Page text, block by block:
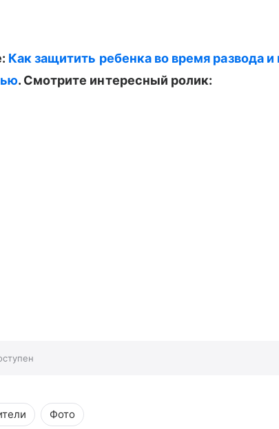
Как защитить ребенка во время развода и
. Смотрите интересный ролик:
Фото